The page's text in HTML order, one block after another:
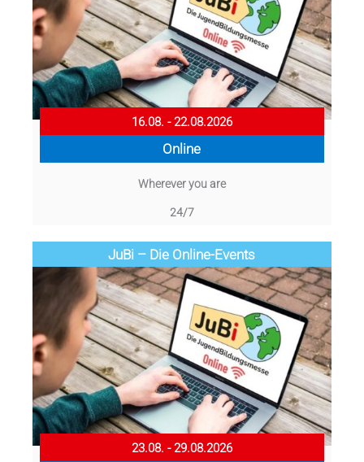
16.08. - 22.08.2026
Online
Wherever you are
24/7
JuBi – Die Online-Events
23.08. - 29.08.2026